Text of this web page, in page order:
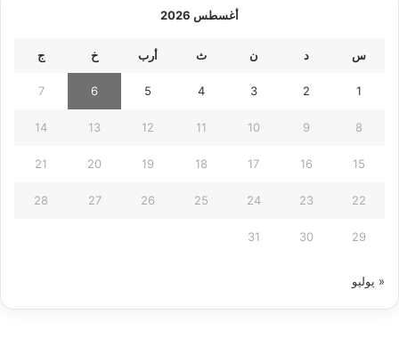
أغسطس 2026
س د ن ث أرب خ ج
1
2
3
4
5
6
7
8
9
10
11
12
13
14
15
16
17
18
19
20
21
22
23
24
25
26
27
28
29
30
31
« يوليو